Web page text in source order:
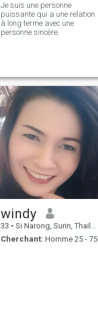
Je suis une personne
puissante qui a une relation
à long terme avec une
personne sincère.
windy
33 • Si Narong, Surin, Thailande
Cherchant: Homme 25 - 75